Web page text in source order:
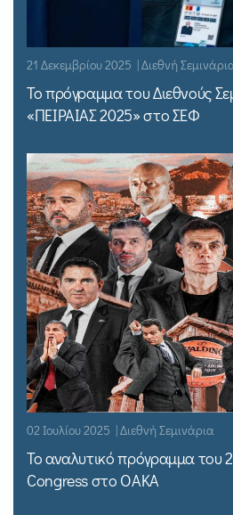
21 Δεκεμβρίου 2025 | Διεθνή
Το πρόγραμμα του Διεθνούς
«ΠΕΙΡΑΙΑΣ 2025» στο ΣΕΦ
02 Ιουλίου 2025 | Διεθνή Σεμινάρια
Το αναλυτικό πρόγραμμα του
Congress στο ΟΑΚΑ